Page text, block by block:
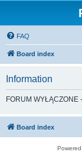
FAQ
Board index
Information
FORUM
Board index